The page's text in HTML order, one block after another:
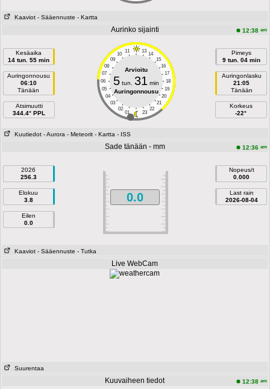
Kaaviot - Sääennuste - Kartta
Aurinko sijainti 12:38 am
Kesäaika
14 tun. 55 min
Auringonnousu
06:10
Tänään
Atsimuutti
344.4° PPL
11 13
10
14
09
15
08
16
07
17
06
18
05
19
04
20
03
21
02
22
01 23
Arvioitu
5tun. 31 min
Auringonnousu
Pimeys
9 tun. 04 min
Auringonlasku
21:05
Tänään
Korkeus
-22°
Kuutiedot - Aurora - Meteorit - Kartta - ISS
Sade tänään - mm 12:36 am
2026
256.3
Elokuu
3.8
Eilen
0.0
0.0
Nopeus/t
0.000
Last rain
2026-08-04
Kaaviot - Sääennuste - Tutka
Live WebCam
Suurentaa
Kuuvaiheen tiedot 12:38 am